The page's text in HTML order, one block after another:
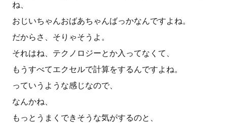
ね、
おじいちゃんおばあちゃんばっかなんですよね。
だからさ、そりゃそうよ。
それはね、テクノロジーとか入ってなくて、
もうすべてエクセルで計算をするんですよね。
っていうような感じなので、
なんかね、
もっとうまくできそうな気がするのと、